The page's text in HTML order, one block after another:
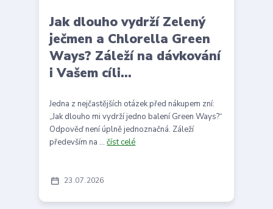
23 07 2026
Jak dlouho vydrží Zelený
ječmen a Chlorella Green
Ways? Záleží na dávkování
i Vašem cíli...
Jedna z nejčastějších otázek před nákupem zní:
„Jak dlouho mi vydrží jedno balení Green Ways?“
Odpověď není úplně jednoznačná. Záleží
především na ...číst celé